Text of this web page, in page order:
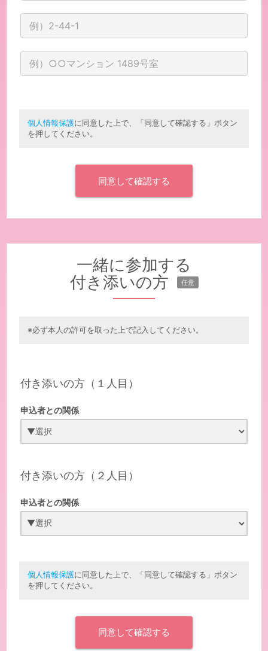
個人情報保護に同意した上で、「同意して確認する」ボタン
を押してください。
一緒に参加する
付き添いの方
任意
※必ず本人の許可を取った上で記入してください。
付き添いの方（１人目）
申込者との関係
付き添いの方（２人目）
申込者との関係
個人情報保護に同意した上で、「同意して確認する」ボタン
を押してください。